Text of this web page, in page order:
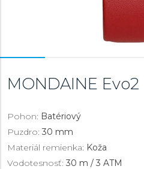
MONDAINE Evo2
Pohon: Batériový
Puzdro: 30 mm
Materiál remienka: Koža
Vodotesnosť: 30 m / 3 ATM